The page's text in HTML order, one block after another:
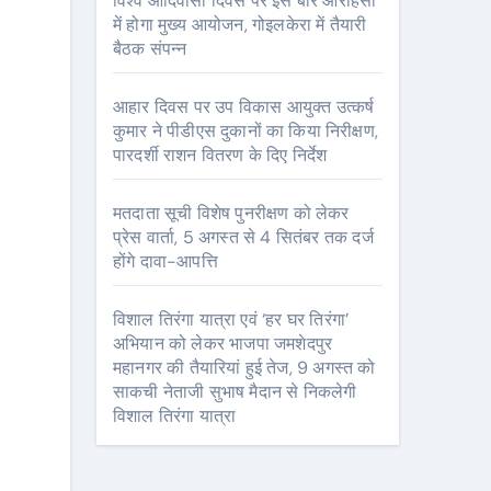
में होगा मुख्य आयोजन, गोइलकेरा में तैयारी
बैठक संपन्न
आहार दिवस पर उप विकास आयुक्त उत्कर्ष
कुमार ने पीडीएस दुकानों का किया निरीक्षण,
पारदर्शी राशन वितरण के दिए निर्देश
मतदाता सूची विशेष पुनरीक्षण को लेकर
प्रेस वार्ता, 5 अगस्त से 4 सितंबर तक दर्ज
होंगे दावा-आपत्ति
विशाल तिरंगा यात्रा एवं ‘हर घर तिरंगा’
अभियान को लेकर भाजपा जमशेदपुर
महानगर की तैयारियां हुई तेज, 9 अगस्त को
साकची नेताजी सुभाष मैदान से निकलेगी
विशाल तिरंगा यात्रा